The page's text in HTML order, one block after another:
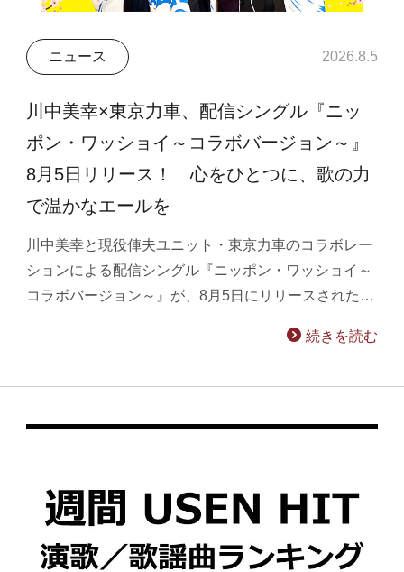
ニュース 2026.8.5
川中美幸×東京力車、配信シングル『ニッ
ポン・ワッショイ～コラボバージョン～』
8月5日リリース！ 心をひとつに、歌の力
で温かなエールを
川中美幸と現役俥夫ユニット・東京力車のコラボレー
ションによる配信シングル『ニッポン・ワッショイ～
コラボバージョン～』が、8月5日にリリースされた…
続きを読む